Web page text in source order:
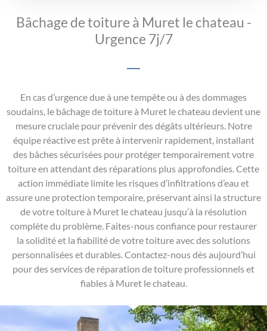
Bâchage de toiture à Muret le chateau -
Urgence 7j/7
En cas d’urgence due à une tempête ou à des dommages
soudains, le bâchage de toiture à Muret le chateau devient une
mesure cruciale pour prévenir des dégâts ultérieurs. Notre
équipe réactive est prête à intervenir rapidement, installant
des bâches sécurisées pour protéger temporairement votre
toiture en attendant des réparations plus approfondies. Cette
action immédiate limite les risques d’infiltrations d’eau et
assure une protection temporaire, préservant ainsi la structure
de votre toiture à Muret le chateau jusqu’à la résolution
complète du problème. Faites-nous confiance pour restaurer
la solidité et la fiabilité de votre toiture avec des solutions
personnalisées et durables. Contactez-nous dès aujourd’hui
pour des services de réparation de toiture professionnels et
fiables à Muret le chateau.